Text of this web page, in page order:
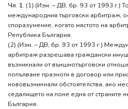
Чл. 1. (1) (Изм. – ДВ, бр. 93 от 1993 г.)
международния търговски арбитраж,
споразумение, когато мястото на
Република България.
(2) (Изм. – ДВ, бр. 93 от 1993 г.)
арбитраж разрешава граждански
възникнали от външнотърговски
попълване празноти в договор или
нововъзникнали обстоятелства, ако
седалището на поне една от страните
България.